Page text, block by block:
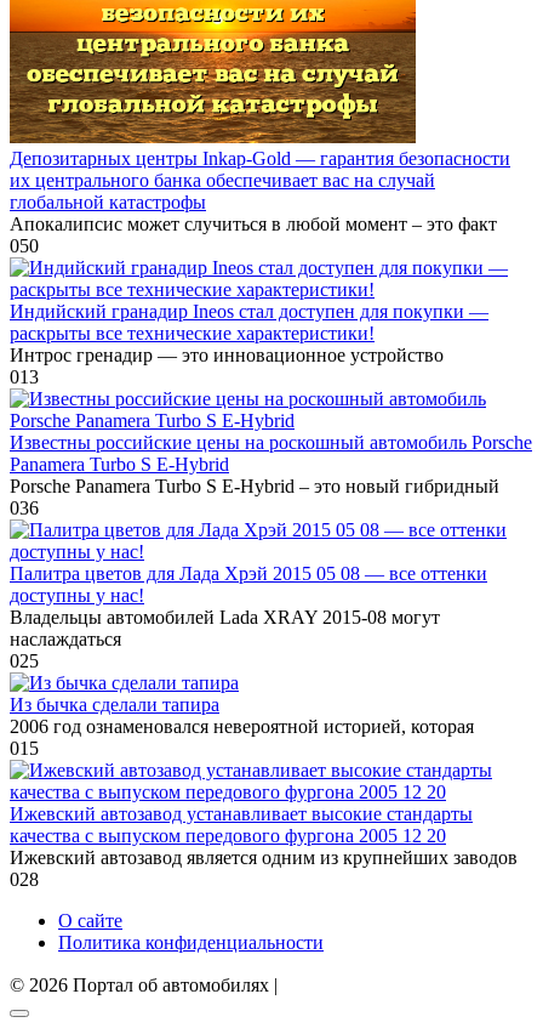
Депозитарных центры Inkaр-Gold — гарантия безопасности
их центрального банка обеспечивает вас на случай
глобальной катастрофы
Апокалипсис может случиться в любой момент – это факт
050
Индийский гранадир Ineos стал доступен для покупки —
раскрыты все технические характеристики!
Интрос гренадир — это инновационное устройство
013
Известны российские цены на роскошный автомобиль Porsche
Panamera Turbo S E-Hybrid
Porsche Panamera Turbo S E-Hybrid – это новый гибридный
036
Палитра цветов для Лада Хрэй 2015 05 08 — все оттенки
доступны у нас!
Владельцы автомобилей Lada XRAY 2015-08 могут
наслаждаться
025
Из бычка сделали тапира
2006 год ознаменовался невероятной историей, которая
015
Ижевский автозавод устанавливает высокие стандарты
качества с выпуском передового фургона 2005 12 20
Ижевский автозавод является одним из крупнейших заводов
028
О сайте
Политика конфиденциальности
© 2026 Портал об автомобилях |